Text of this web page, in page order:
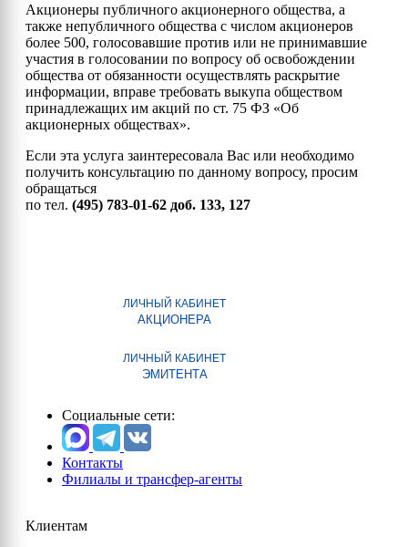
Акционеры публичного акционерного общества, а
также непубличного общества с числом акционеров
более 500, голосовавшие против или не принимавшие
участия в голосовании по вопросу об освобождении
общества от обязанности осуществлять раскрытие
информации, вправе требовать выкупа обществом
принадлежащих им акций по ст. 75 ФЗ «Об
акционерных обществах».
Если эта услуга заинтересовала Вас или необходимо
получить консультацию по данному вопросу, просим
обращаться
по тел. (495) 783-01-62 доб. 133, 127
ЛИЧНЫЙ КАБИНЕТ
АКЦИОНЕРА
ЛИЧНЫЙ КАБИНЕТ
ЭМИТЕНТА
Социальные сети:
Контакты
Филиалы и трансфер-агенты
Клиентам